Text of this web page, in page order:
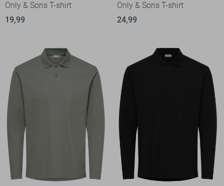
Only & Sons T-shirt
19,99
Only & Sons T-shirt
24,99